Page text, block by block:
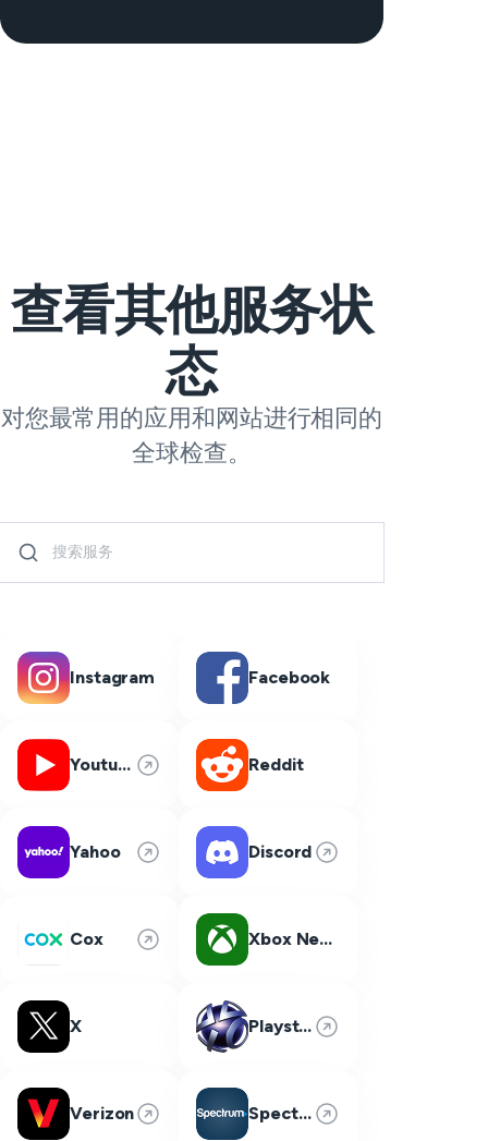
查看其他服务状
态
对您最常用的应用和网站进行相同的
全球检查。
Instagram Facebook
Youtube Reddit
Yahoo Discord
Cox Xbox Network
X Playstation Network
Verizon Spectrum